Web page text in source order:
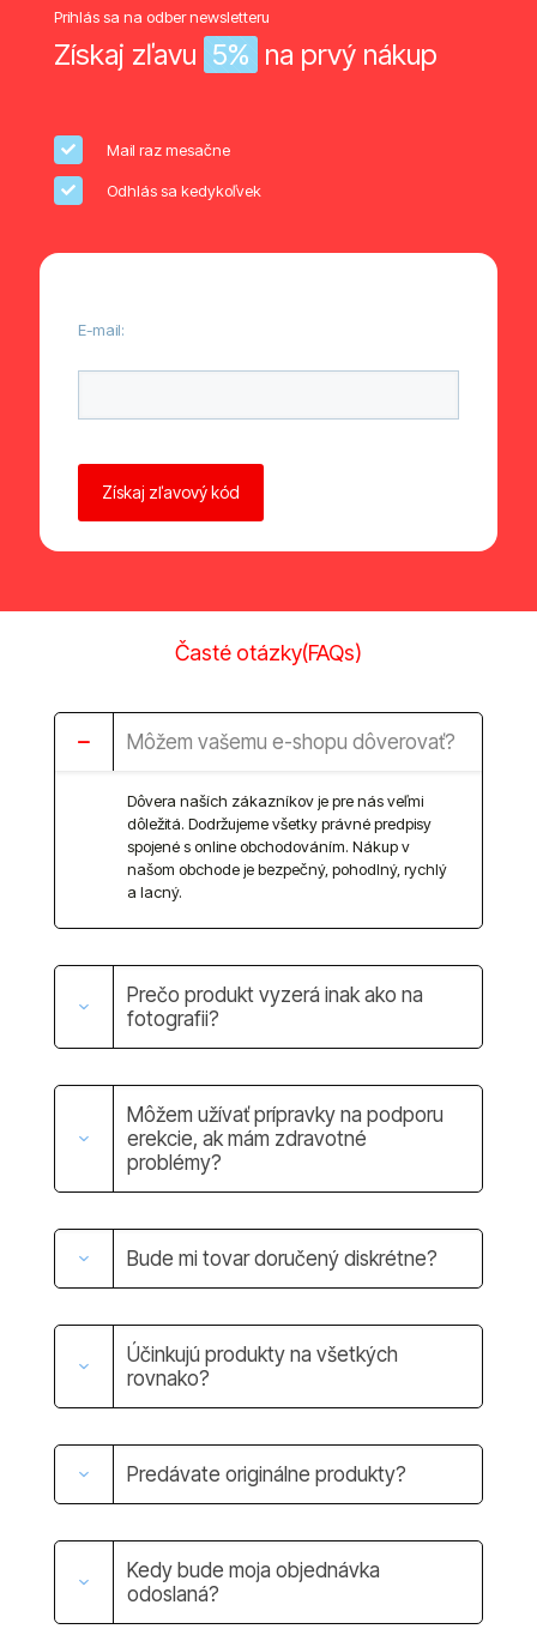
Prihlás sa na odber newsletteru
Získaj zľavu 5% na prvý nákup
Mail raz mesačne
Odhlás sa kedykoľvek
E-mail:
Časté otázky(FAQs)
Môžem vašemu e-shopu dôverovať?
Dôvera naších zákazníkov je pre nás veľmi
dôležitá. Dodržujeme všetky právné predpisy
spojené s online obchodováním. Nákup v
našom obchode je bezpečný, pohodlný, rychlý
a lacný.
Prečo produkt vyzerá inak ako na
fotografii?
Môžem užívať prípravky na podporu
erekcie, ak mám zdravotné
problémy?
Bude mi tovar doručený diskrétne?
Účinkujú produkty na všetkých
rovnako?
Predávate originálne produkty?
Kedy bude moja objednávka
odoslaná?